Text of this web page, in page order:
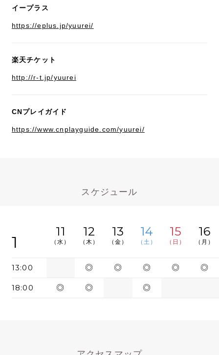
イープラス
https://eplus.jp/yuurei/
楽天チケット
http://r-t.jp/yuurei
CNプレイガイド
https://www.cnplayguide.com/yuurei/
スケジュール
1
11
（水）
12
（木）
13
（金）
14
（土）
15
（日）
16
（月）
13:00 ◎ ◎ ◎ ◎ ◎
18:00 ◎ ◎ ◎